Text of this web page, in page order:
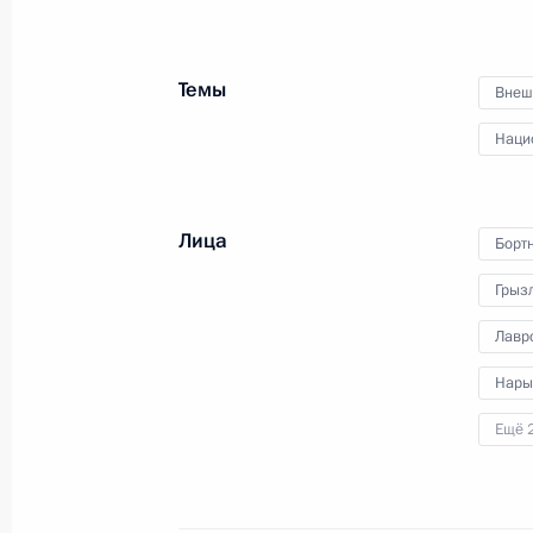
Разделы сайта
Структура
Президента
Текущий ресурс
Конституция
Государственная
символика
Обратиться к
Президент
гражданам
Виртуальный тур
Темы
Лица
Ещё